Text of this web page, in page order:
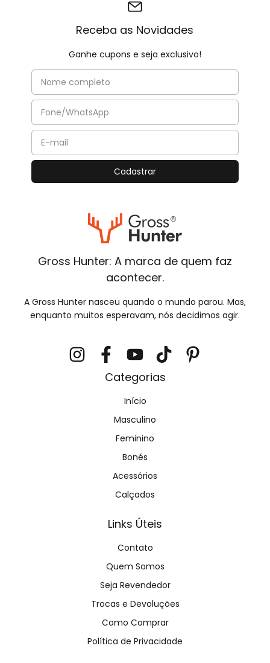
Receba as Novidades
Ganhe cupons e seja exclusivo!
Gross Hunter: A marca de quem faz
acontecer.
A Gross Hunter nasceu quando o mundo parou. Mas,
enquanto muitos esperavam, nós decidimos agir.
Categorias
Início
Masculino
Feminino
Bonés
Acessórios
Calçados
Links Úteis
Contato
Quem Somos
Seja Revendedor
Trocas e Devoluções
Como Comprar
Política de Privacidade